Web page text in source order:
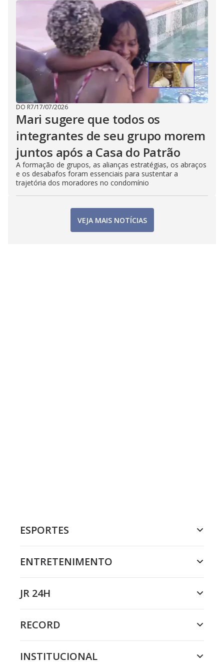
DO R7/17/07/2026
Mari sugere que todos os
integrantes de seu grupo morem
juntos após a Casa do Patrão
A formação de grupos, as alianças estratégias, os abraços
e os desabafos foram essenciais para sustentar a
trajetória dos moradores no condomínio
VEJA MAIS NOTÍCIAS
ESPORTES
ENTRETENIMENTO
JR 24H
RECORD
INSTITUCIONAL